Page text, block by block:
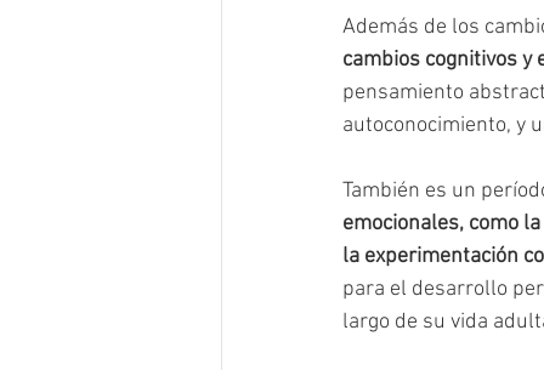
Además de los
cambios cognitivos y
pensamiento
autoconocimiento, y
También es un
emocionales, como
la experimentación
para el desarrollo
largo de su vida